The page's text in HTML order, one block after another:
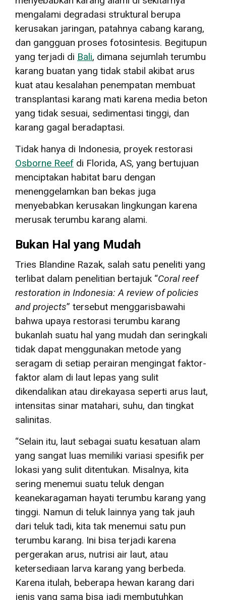
mengalami degradasi struktural berupa
kerusakan jaringan, patahnya cabang karang,
dan gangguan proses fotosintesis. Begitupun
yang terjadi di Bali, dimana sejumlah terumbu
karang buatan yang tidak stabil akibat arus
kuat atau kesalahan penempatan membuat
transplantasi karang mati karena media beton
yang tidak sesuai, sedimentasi tinggi, dan
karang gagal beradaptasi.
Tidak hanya di Indonesia, proyek restorasi
Osborne Reef di Florida, AS, yang bertujuan
menciptakan habitat baru dengan
menenggelamkan ban bekas juga
menyebabkan kerusakan lingkungan karena
merusak terumbu karang alami.
Bukan Hal yang Mudah
Tries Blandine Razak, salah satu peneliti yang
terlibat dalam penelitian bertajuk “Coral reef
restoration in Indonesia: A review of policies
and projects” tersebut menggarisbawahi
bahwa upaya restorasi terumbu karang
bukanlah suatu hal yang mudah dan seringkali
tidak dapat menggunakan metode yang
seragam di setiap perairan mengingat faktor-
faktor alam di laut lepas yang sulit
dikendalikan atau direkayasa seperti arus laut,
intensitas sinar matahari, suhu, dan tingkat
salinitas.
“Selain itu, laut sebagai suatu kesatuan alam
yang sangat luas memiliki variasi spesifik per
lokasi yang sulit ditentukan. Misalnya, kita
sering menemui suatu teluk dengan
keanekaragaman hayati terumbu karang yang
tinggi. Namun di teluk lainnya yang tak jauh
dari teluk tadi, kita tak menemui satu pun
terumbu karang. Ini bisa terjadi karena
pergerakan arus, nutrisi air laut, atau
ketersediaan larva karang yang berbeda.
Karena itulah, beberapa hewan karang dari
jenis yang sama bisa jadi membutuhkan